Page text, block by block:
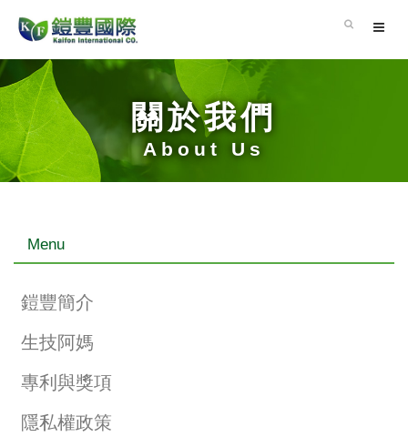
關於我們
About Us
Menu
鎧豐簡介
生技阿媽
專利與獎項
隱私權政策